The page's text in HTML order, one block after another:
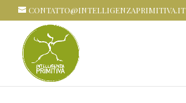
CONTATTO@INTELLIGENZAPRIMITIVA.IT